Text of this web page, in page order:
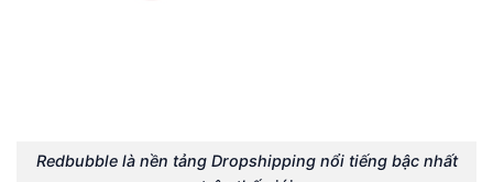
Redbubble là nền tảng Dropshipping nổi tiếng bậc nhất